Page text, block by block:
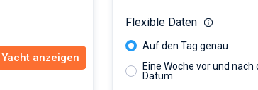
Yacht anzeigen
Flexible Daten
Auf den Tag genau
Eine Woche vor und
Datum